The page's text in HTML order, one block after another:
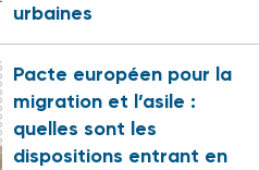
urbaines
Pacte européen pour la
migration et l’asile :
quelles sont les
dispositions entrant en